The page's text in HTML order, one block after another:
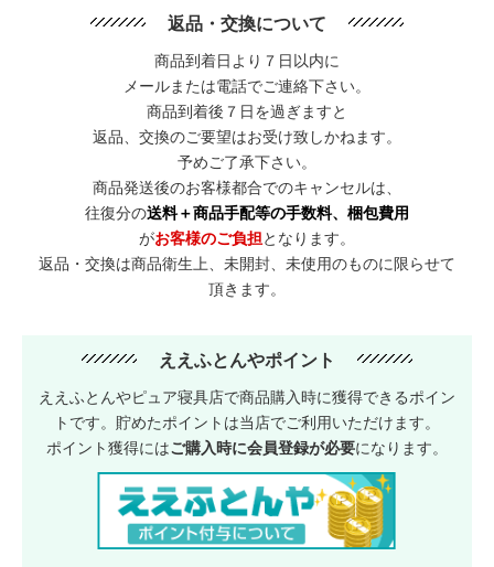
返品・交換について
商品到着日より７日以内に
メールまたは電話でご連絡下さい。
商品到着後７日を過ぎますと
返品、交換のご要望はお受け致しかねます。
予めご了承下さい。
商品発送後のお客様都合でのキャンセルは、
往復分の送料＋商品手配等の手数料、梱包費用
がお客様のご負担となります。
返品・交換は商品衛生上、未開封、未使用のものに限らせて
頂きます。
ええふとんやポイント
ええふとんやピュア寝具店で商品購入時に獲得できるポイン
トです。貯めたポイントは当店でご利用いただけます。
ポイント獲得にはご購入時に会員登録が必要になります。